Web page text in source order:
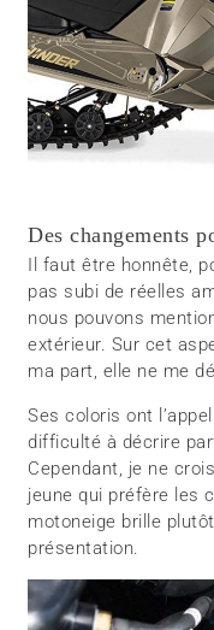
Des changements
Il faut être honnête,
pas subi de réelles
nous pouvons
extérieur. Sur cet
ma part, elle ne me
Ses coloris ont
difficulté à décrire
Cependant, je ne
jeune qui préfère les
motoneige brille
présentation.